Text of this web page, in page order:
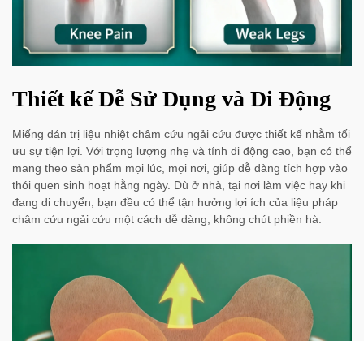
Thiết kế Dễ Sử Dụng và Di Động
Miếng dán trị liệu nhiệt châm cứu ngải cứu được thiết kế nhằm tối
ưu sự tiện lợi. Với trọng lượng nhẹ và tính di động cao, bạn có thể
mang theo sản phẩm mọi lúc, mọi nơi, giúp dễ dàng tích hợp vào
thói quen sinh hoạt hằng ngày. Dù ở nhà, tại nơi làm việc hay khi
đang di chuyển, bạn đều có thể tận hưởng lợi ích của liệu pháp
châm cứu ngải cứu một cách dễ dàng, không chút phiền hà.